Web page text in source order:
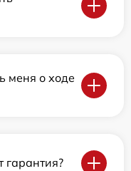
меня о ходе
гарантия?